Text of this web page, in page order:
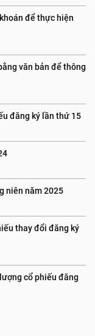
để thực hiện
văn bản để thông
đăng ký lần thứ 15
niên năm 2025
thay đổi đăng ký
cổ phiếu đăng